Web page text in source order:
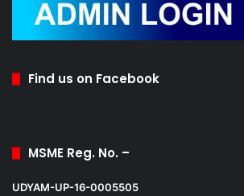
Find us on Facebook
MSME Reg. No. –
UDYAM-UP-16-0005505